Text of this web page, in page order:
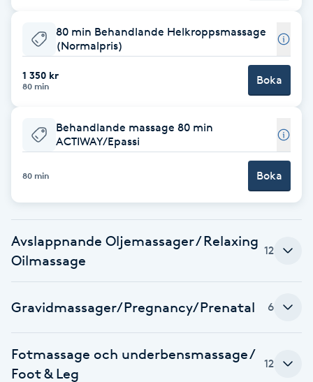
Fillers
Fotmassage
Fotsvamp
Fotvård
Fransfärgning
Fransförlängning
80 min Behandlande Helkroppsmassage
(Normalpris)
1 350 kr
80 min Boka
Behandlande massage 80 min
ACTIWAY/Epassi
80 min Boka
Avslappnande Oljemassager / Relaxing
Oilmassage
12
Gravidmassager/Pregnancy/Prenatal 6
Fotmassage och underbensmassage /
Foot & Leg
12